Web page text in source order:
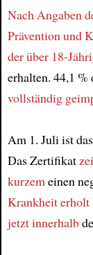
Nach Angaben
Prävention und
der über 18-
erhalten. 44,1 %
vollständig
Am 1. Juli ist
Das Zertifikat
kurzemeinen
Krankheit erholt
jetztinnerhalb